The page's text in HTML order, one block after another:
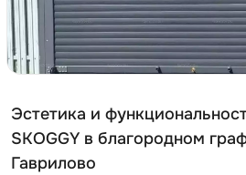
Эстетика и
SKOGGY в благородном
Гаврилово